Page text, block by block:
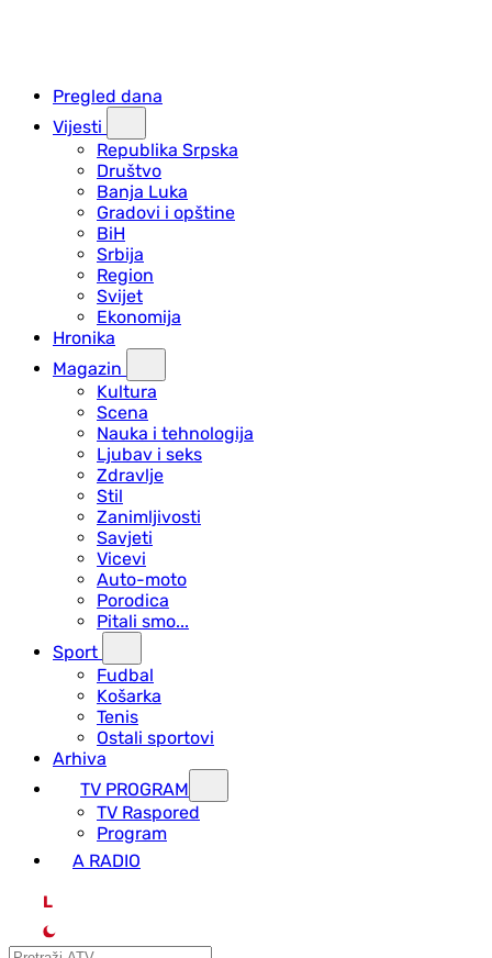
Pregled dana
Vijesti
Republika Srpska
Društvo
Banja Luka
Gradovi i opštine
BiH
Srbija
Region
Svijet
Ekonomija
Hronika
Magazin
Kultura
Scena
Nauka i tehnologija
Ljubav i seks
Zdravlje
Stil
Zanimljivosti
Savjeti
Vicevi
Auto-moto
Porodica
Pitali smo...
Sport
Fudbal
Košarka
Tenis
Ostali sportovi
Arhiva
TV PROGRAM
ТV Raspored
Program
A RADIO
L